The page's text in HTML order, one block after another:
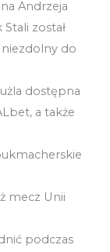
Andrzeja
został
niezdolny do
dostępna
a także
mecz Unii
podczas